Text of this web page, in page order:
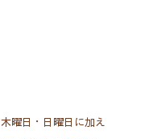
木曜日・日曜日に加え